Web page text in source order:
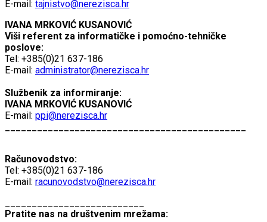
E-mail: tajnistvo@nerezisca.hr
IVANA MRKOVIĆ KUSANOVIĆ
Viši referent za informatičke i pomoćno-tehničke
poslove:
Tel: +385(0)21 637-186
E-mail: administrator@nerezisca.hr
Službenik za informiranje:
IVANA MRKOVIĆ KUSANOVIĆ
E-mail: ppi@nerezisca.hr
Računovodstvo:
Tel: +385(0)21 637-186
E-mail: racunovodstvo@nerezisca.hr
Pratite nas na društvenim mrežama: